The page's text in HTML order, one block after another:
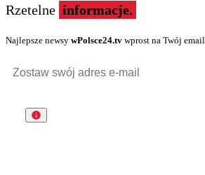
Rzetelne informacje.
Najlepsze newsy wPolsce24.tv wprost na Twój email